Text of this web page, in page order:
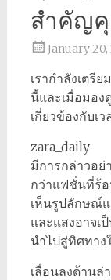
สำคัญ
January 20,
เรากำลังเตรี
นี้และเมื่อมอ
เกี่ยวข้องกับเว
zara_daily
มีการกล่าวอ
กว่าแฟชั่นที่ร้
เห็นรูปลักษณ์
และแสงอาจเ
นำไปสู่ทิศทา
เลื่อนลงด้านล่